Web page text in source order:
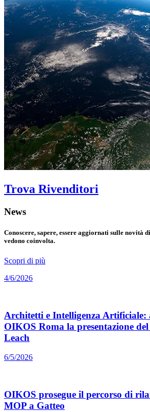
Trova Rivenditori
News
Conoscere, sapere, essere aggiornati sulle novità
vedono coinvolta.
Scopri di più
4/6/2026
Architetti e Intelligenza Artificiale:
OIKOS Roma la presentazione
Leach
6/5/2026
OIKOS prosegue il percorso di
MOP a Gatteo